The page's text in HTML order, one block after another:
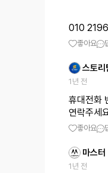
010
좋아요
스토리
1년 전
휴대전화
연락주
좋아요
마스터
1년 전